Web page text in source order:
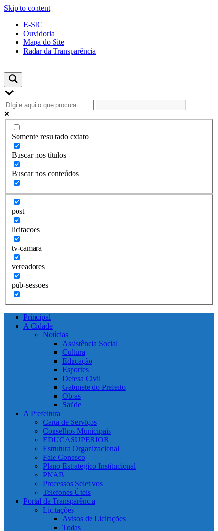
Skip to content
E-SIC
Ouvidoria
Mapa do Site
Radar da Transparência
Somente resultado extato
Buscar nos títulos
Buscar nos conteúdos
post
licitacoes
tv-camara
vereadores
pub-sessoes
Principal
A Cidade
Notícias
Assistência Social
Cultura
Educação
Esportes
Defesa Civil
Gabinete do Prefeito
Obras
Saúde
A Prefeitura
Carta de Serviços
Conselhos Municipais
EDUCASUPERIOR
Estrutura Organizacional
Fale Conosco
Plano Estrategico Institucional
PNAB
Processos Seletivos
Telefones Úteis
Portal da Transparência
Licitações
Avisos de Licitações
Todas